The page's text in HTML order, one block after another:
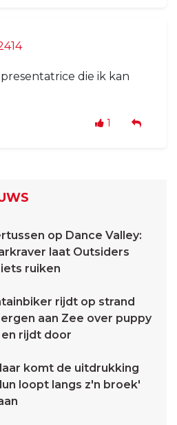
die ik kan
1
op Dance Valley:
laat Outsiders
ruiken
rijdt op strand
aan Zee over puppy
en rijdt door
komt de uitdrukking
loopt langs z'n broek'